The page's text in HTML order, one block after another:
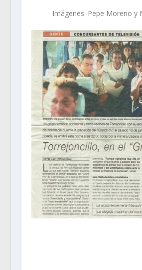
Imágenes: Pepe Moreno y